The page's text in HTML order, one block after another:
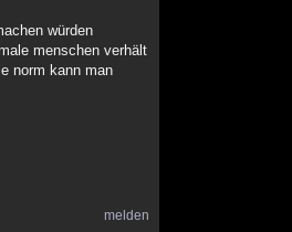
würden
menschen verhält
norm kann man
melden